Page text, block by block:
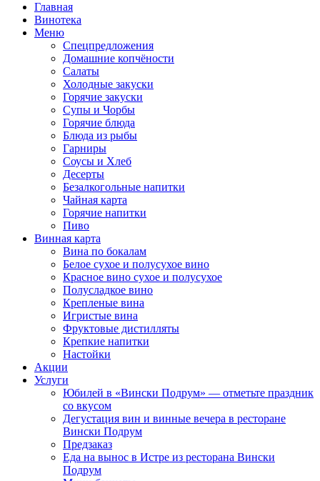
Главная
Винотека
Меню
Спецпредложения
Домашние копчёности
Салаты
Холодные закуски
Горячие закуски
Супы и Чорбы
Горячие блюда
Блюда из рыбы
Гарниры
Соусы и Хлеб
Десерты
Безалкогольные напитки
Чайная карта
Горячие напитки
Пиво
Винная карта
Вина по бокалам
Белое сухое и полусухое вино
Красное вино сухое и полусухое
Полусладкое вино
Крепленые вина
Игристые вина
Фруктовые дистилляты
Крепкие напитки
Настойки
Акции
Услуги
Юбилей в «Вински Подрум» — отметьте праздник
со вкусом
Дегустация вин и винные вечера в ресторане
Вински Подрум
Предзаказ
Еда на вынос в Истре из ресторана Вински
Подрум